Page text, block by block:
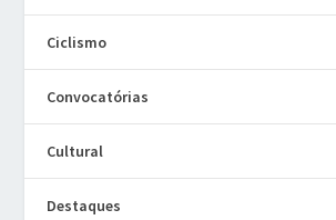
Ciclismo
Convocatórias
Cultural
Destaques